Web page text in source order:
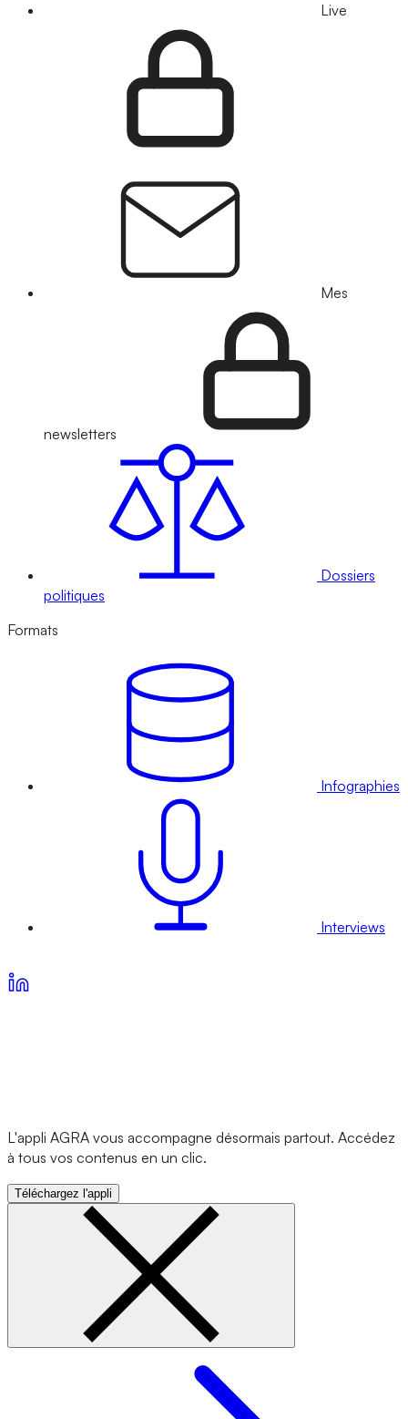
Live
Mes
newsletters
Dossiers
politiques
Formats
Infographies
Interviews
L'appli AGRA vous accompagne désormais partout. Accédez
à tous vos contenus en un clic.
Téléchargez l'appli